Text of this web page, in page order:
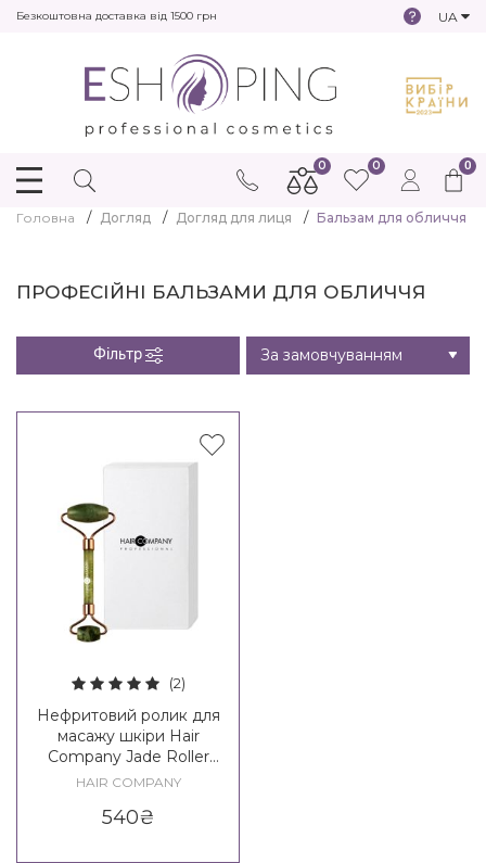
Безкоштовна доставка від 1500 грн UA
0
0 0
Головна Догляд Догляд для лиця Бальзам для обличчя
ПРОФЕСІЙНІ БАЛЬЗАМИ ДЛЯ ОБЛИЧЧЯ
Фільтр
(2)
Нефритовий ролик для
масажу шкіри Hair
Company Jade Roller
Beauty Routine
HAIR COMPANY
540₴